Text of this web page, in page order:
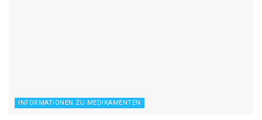
INFORMATIONEN ZU MEDIKAMENTEN